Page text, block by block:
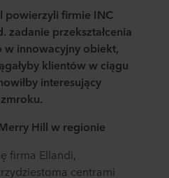
powierzyli firmie INC
zadanie przekształcenia
innowacyjny obiekt,
klientów w ciągu
interesujący
Hill w regionie
firma Ellandi,
centrami